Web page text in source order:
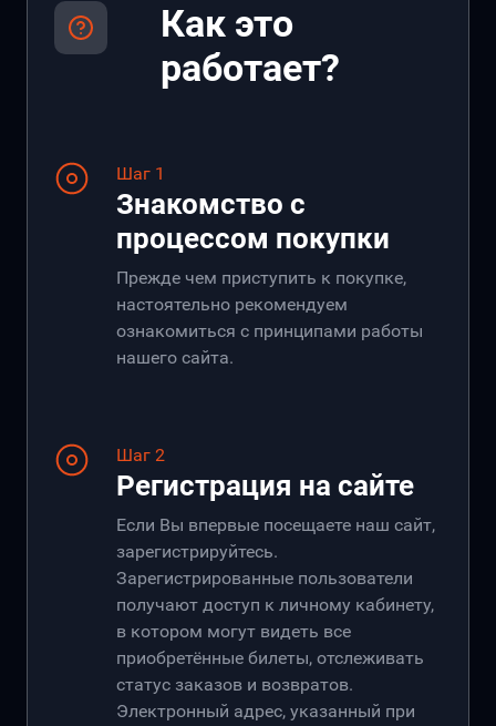
Как это
работает?
Шаг 1
Знакомство с
процессом покупки
Прежде чем приступить к покупке,
настоятельно рекомендуем
ознакомиться с принципами работы
нашего сайта.
Шаг 2
Регистрация на сайте
Если Вы впервые посещаете наш сайт,
зарегистрируйтесь.
Зарегистрированные пользователи
получают доступ к личному кабинету,
в котором могут видеть все
приобретённые билеты, отслеживать
статус заказов и возвратов.
Электронный адрес, указанный при